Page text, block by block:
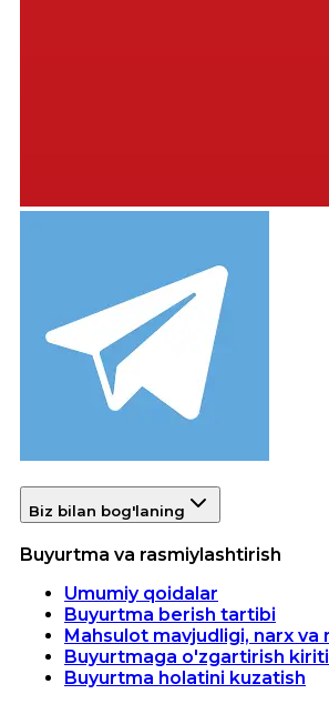
Biz bilan bog'laning
Buyurtma va rasmiylashtirish
Umumiy qoidalar
Buyurtma berish tartibi
Mahsulot mavjudligi, narx va
Buyurtmaga o'zgartirish
Buyurtma holatini kuzatish